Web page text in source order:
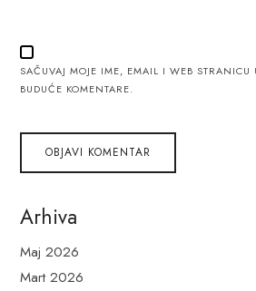
SAČUVAJ MOJE IME, EMAIL I WEB STRANICU
BUDUĆE KOMENTARE.
Arhiva
Maj 2026
Mart 2026